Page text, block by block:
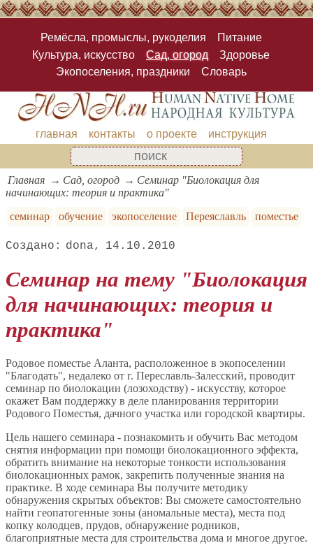
Ремёсла, промыслы, рукоделия
Питание
Культура, искусство
Сад, огород
Здоровье
Экопоселения, праздники
Словарь
главная контакты о проекте инструкция
Главная Сад, огород
Семинар "Биолокация для
начинающих: теория и практика"
семинар
обучение экопоселение Переяславль поместье
dona 14.10.2010
Семинар на тему "Биолокация
для начинающих: теория и
практика"
Родовое поместье Аланта, расположенное в экопоселении
"Благодать", недалеко от г. Переславль-Залесский, проводит
семинар по биолокации (лозоходству) - искусству, которое
окажет Вам поддержку в деле планирования территории
Родового Поместья, дачного участка или городской квартиры.
Цель нашего семинара - познакомить и обучить Вас методом
снятия информации при помощи биолокационного эффекта,
обратить внимание на некоторые тонкости использования
биолокационных рамок, закрепить полученные знания на
практике. В ходе семинара Вы получите методику
обнаружения скрытых объектов: Вы сможете самостоятельно
найти геопатогенные зоны (аномальные места), места под
копку колодцев, прудов, обнаружение родников,
благоприятные места для строительства дома и многое другое.